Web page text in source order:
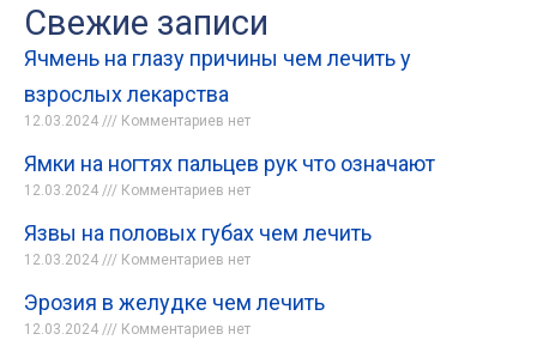
Свежие записи
Ячмень на глазу причины чем лечить у
взрослых лекарства
12.03.2024 Комментариев нет
Ямки на ногтях пальцев рук что означают
12.03.2024 Комментариев нет
Язвы на половых губах чем лечить
12.03.2024 Комментариев нет
Эрозия в желудке чем лечить
12.03.2024 Комментариев нет